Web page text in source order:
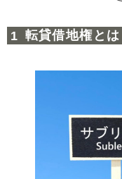
2.2転貸借地権に
転貸借地権・転借
転貸借地権の
転貸借地権の
転貸借地権とは